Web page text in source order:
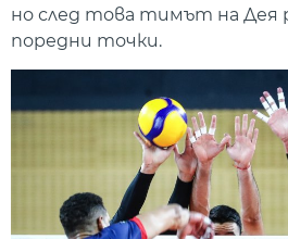
но след това тимът на Дея
поредни точки.